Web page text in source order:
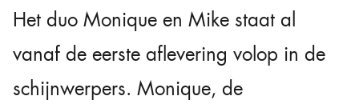
Het duo Monique en Mike staat al
vanaf de eerste aflevering volop in de
schijnwerpers. Monique, de